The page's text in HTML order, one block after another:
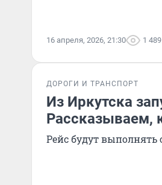
16 апреля, 2026, 21:30 1 489
ДОРОГИ И ТРАНСПОРТ
Из Иркутска
Рассказываем,
Рейс будут выполнять